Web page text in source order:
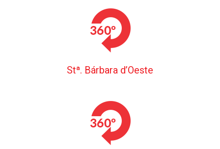
Stª. Bárbara d’Oeste